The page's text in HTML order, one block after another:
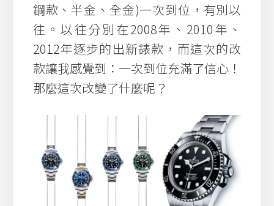
鋼款、半金、全金)一次到位，有別以
往。以往分別在2008年、2010年、
2012年逐步的出新錶款，而這次的改
款讓我感覺到：一次到位充滿了信心！
那麼這次改變了什麼呢？